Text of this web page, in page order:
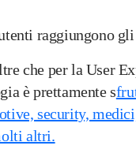
raggiungono
che per la User
è prettamente s
security,
altri.